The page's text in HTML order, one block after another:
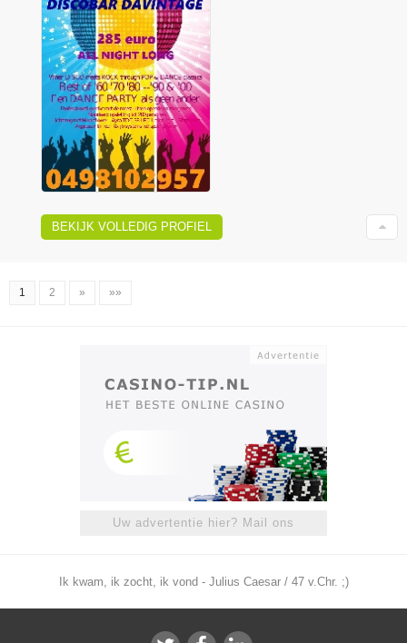
BEKIJK VOLLEDIG PROFIEL
1 2 » »»
Uw advertentie hier? Mail ons
Ik kwam, ik zocht, ik vond - Julius Caesar / 47 v.Chr. ;)